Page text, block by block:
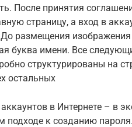
После принятия
страницу, а вход в
размещения изображения
буква имени. Все
структурированы на
остальных
в Интернете – в
подходе к созданию